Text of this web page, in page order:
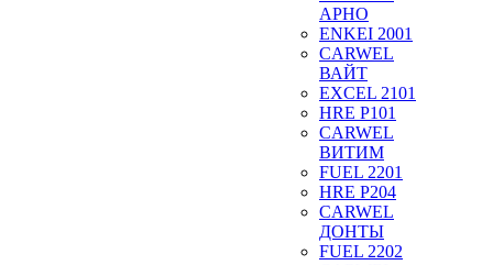
АРНО
ENKEI 2001
CARWEL
ВАЙТ
EXCEL 2101
HRE P101
CARWEL
ВИТИМ
FUEL 2201
HRE P204
CARWEL
ДОНТЫ
FUEL 2202